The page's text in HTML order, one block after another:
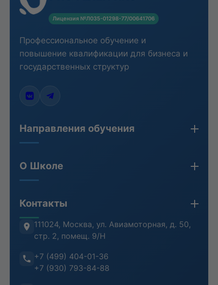
Лицензия №Л035-01298-77/00641706
Профессиональное обучение и
повышение квалификации для бизнеса и
государственных структур
Направления обучения
Бухгалтерия
Противодействие коррупции
Антитеррористическая безопасность
Информационная безопасность
Воинский учет
О Школе
Лицензия
Проверка документов (ФРДО)
Отзывы клиентов
Преподаватели
Контакты
111024, Москва, ул. Авиамоторная, д. 50,
стр. 2, помещ. 9/Н
+7 (499) 404-01-36
+7 (930) 793-84-88